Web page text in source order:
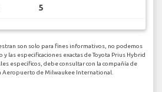
5
son solo para fines informativos, no podemos
las especificaciones exactas de Toyota Prius Hybrid
específicos, debe consultar con la compañía de
Aeropuerto de Milwaukee International.